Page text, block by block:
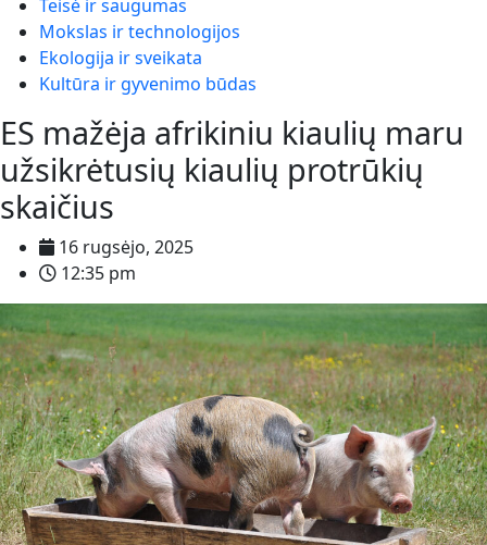
Teisė ir saugumas
Mokslas ir technologijos
Ekologija ir sveikata
Kultūra ir gyvenimo būdas
ES mažėja afrikiniu kiaulių maru
užsikrėtusių kiaulių protrūkių
skaičius
16 rugsėjo, 2025
12:35 pm